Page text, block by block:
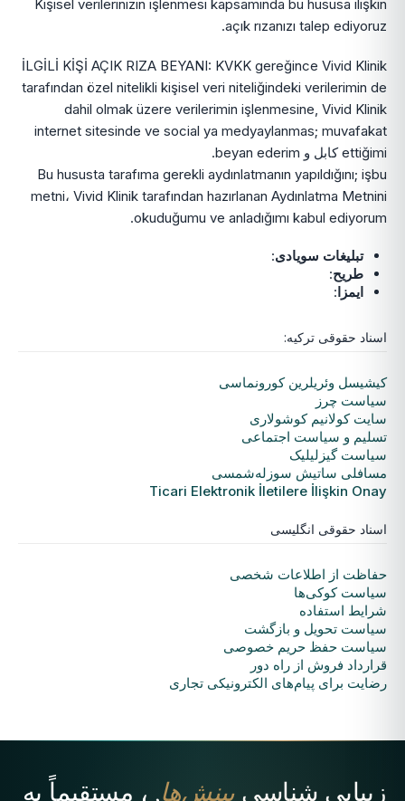
Kişisel verilerinizin işlenmesi kapsamında bu hususa ilişkin
açık rızanızı talep ediyoruz.
İLGİLİ KİŞİ AÇIK RIZA BEYANI: KVKK gereğince Vivid Klinik
tarafından özel nitelikli kişisel veri niteliğindeki verilerimin de
dahil olmak üzere verilerimin işlenmesine, Vivid Klinik
internet sitesinde ve social ya medyaylanmas; muvafakat
ettiğimi کابل و beyan ederim.
Bu hususta tarafıma gerekli aydınlatmanın yapıldığını; işbu
metni، Vivid Klinik tarafından hazırlanan Aydınlatma Metnini
okuduğumu ve anladığımı kabul ediyorum.
تبلیغات سویادی:
طریح:
ایمزا:
اسناد حقوقی ترکیه:
کیشیسل وئریلرین کورونماسی
سیاست چرز
سایت کولانیم کوشولاری
تسلیم و سیاست اجتماعی
سیاست گیزلیلیک
مسافلی ساتیش سوزله‌شمسی
Ticari Elektronik İletilere İlişkin Onay
اسناد حقوقی انگلیسی
حفاظت از اطلاعات شخصی
سیاست کوکی‌ها
شرایط استفاده
سیاست تحویل و بازگشت
سیاست حفظ حریم خصوصی
قرارداد فروش از راه دور
رضایت برای پیام‌های الکترونیکی تجاری
زیبایی شناسیبینش‌ها, ، مستقیماً به